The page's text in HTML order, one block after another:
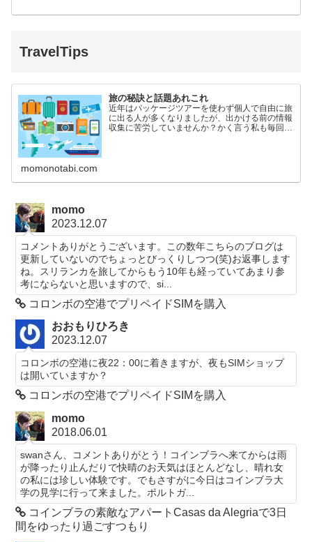
TravelTips
旅の秘訣と話題あれこれ
近年はパッケージツアーを使わず個人で自由に旅
に出る人が多くなりましたが、出かける前の情報
収集に苦労していませんか？かく言う私も毎回四
momonotabi.com
momo
2023.12.07
コメントありがとうございます。この数年こちらのブログは
更新していないのでちょっとびっくりしつつ(笑)お返事します
ね。スリランカを旅してからもう10年も経っていてあまり参
考にならないと思いますので、si...
コロンボの空港でプリペイドSIMを購入
おおもりひろき
2023.12.07
コロンボの空港に夜22：00に着きますが、夜もSIMショップ
は開いていますか？
コロンボの空港でプリペイドSIMを購入
momo
2018.06.01
swanさん、コメントありがとう！コインブラへ来てからは雨
が降ったり止んだりで快晴のお天気はほとんどなし、晴れ女
の私には珍しい体験です。でもさすがに今日はコインブラ大
学の見学に行って来ました。ポルトガ...
コインブラの素敵なアパートCasas da Alegriaで3日
間をゆったり過ごすつもり